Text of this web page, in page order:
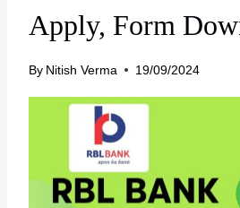
Apply, Form
By Nitish Verma 19/09/2024